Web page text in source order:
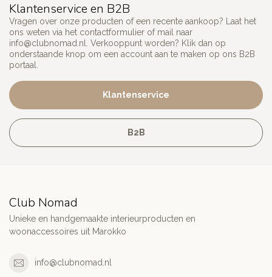
Klantenservice en B2B
Vragen over onze producten of een recente aankoop? Laat het
ons weten via het contactformulier of mail naar
info@clubnomad.nl
. Verkooppunt worden? Klik dan op
onderstaande knop om een account aan te maken op ons B2B
portaal.
Klantenservice
B2B
Club Nomad
Unieke en handgemaakte interieurproducten en
woonaccessoires uit Marokko
info@clubnomad.nl